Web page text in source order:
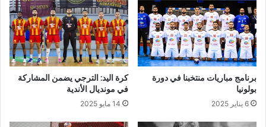
برنامج مباريات منتخبنا في دورة
بولونيا
6 يناير 2025
كرة اليد: الترجي يضمن المشاركة
في مونديال الأندية
14 مايو 2025